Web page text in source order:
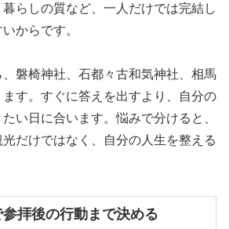
らしの質など、一人だけでは完結し
からです。
磐椅神社、石都々古和気神社、相馬
す。すぐに答えを出すより、自分の
い日に合います。悩みで分けると、
だけではなく、自分の人生を整える
拝後の行動まで決める